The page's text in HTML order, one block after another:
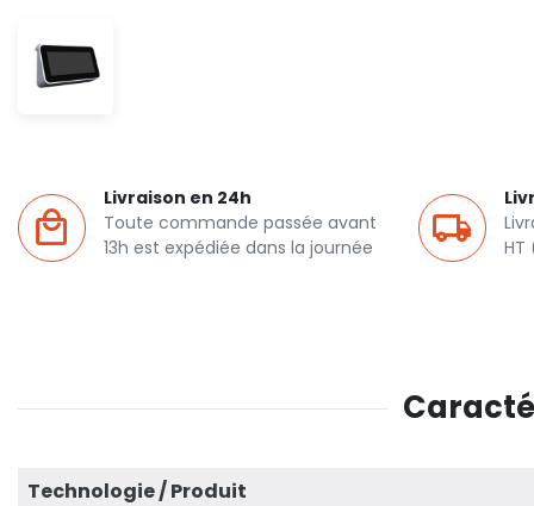
Livraison en 24h
Toute commande passée avant
13h est expédiée dans la journée
HT
Technologie / Produit